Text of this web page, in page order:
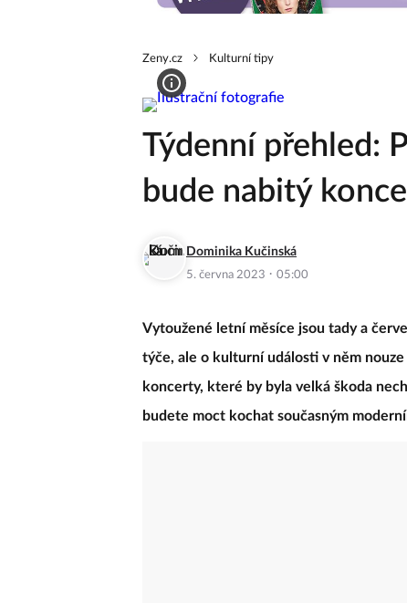
Zeny.cz Kulturní tipy
Týdenní přehled:
bude nabitý
Dominika Kučinská
5. června 2023 · 05:00
Vytoužené letní měsíce jsou tady a
týče, ale o kulturní události v něm
koncerty, které by byla velká škoda
budete moct kochat současným